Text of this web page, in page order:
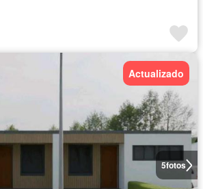
5fotos
Actualizado